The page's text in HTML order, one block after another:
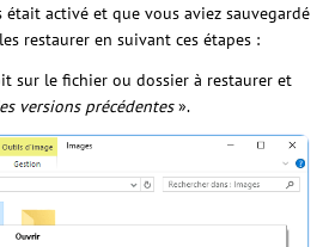
était activé et que vous aviez sauvegardé
restaurer en suivant ces étapes :
sur le fichier ou dossier à restaurer et
versions précédentes».